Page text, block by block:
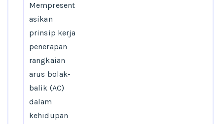
Mempresent
asikan
prinsip kerja
penerapan
rangkaian
arus bolak-
balik (AC)
dalam
kehidupan